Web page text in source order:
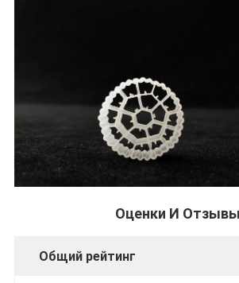
Оценки И Отзывы
Общий рейтинг